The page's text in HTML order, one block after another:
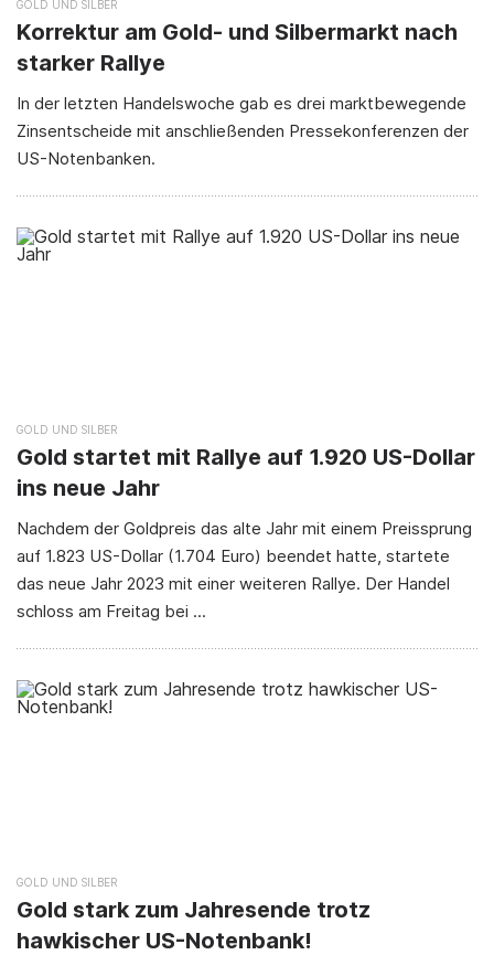
GOLD SILBER
Korrektur am Gold- und Silbermarkt nach
starker Rallye
In der letzten Handelswoche gab es drei marktbewegende
Zinsentscheide mit anschließenden Pressekonferenzen der
US-Notenbanken.
GOLD SILBER
Gold startet mit Rallye auf 1.920 US-Dollar
ins neue Jahr
Nachdem der Goldpreis das alte Jahr mit einem Preissprung
auf 1.823 US-Dollar (1.704 Euro) beendet hatte, startete
das neue Jahr 2023 mit einer weiteren Rallye. Der Handel
schloss am Freitag bei ...
GOLD SILBER
Gold stark zum Jahresende trotz
hawkischer US-Notenbank!